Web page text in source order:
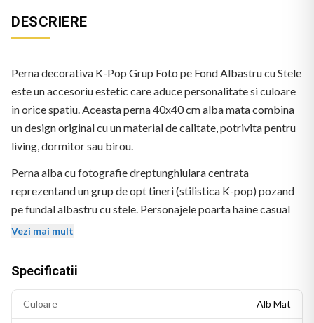
DESCRIERE
Perna decorativa K-Pop Grup Foto pe Fond Albastru cu Stele
este un accesoriu estetic care aduce personalitate si culoare
in orice spatiu. Aceasta perna 40x40 cm alba mata combina
un design original cu un material de calitate, potrivita pentru
living, dormitor sau birou.
Perna alba cu fotografie dreptunghiulara centrata
reprezentand un grup de opt tineri (stilistica K-pop) pozand
pe fundal albastru cu stele. Personajele poarta haine casual
colorate si au coafuri variate.
Vezi mai mult
Specificatii
Culoare Alb Mat